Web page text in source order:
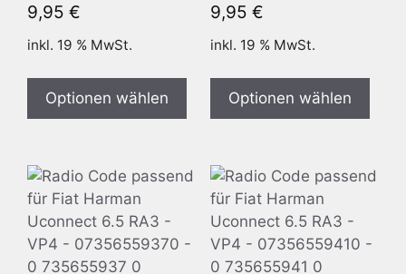
9,95 €
inkl. 19 % MwSt.
Optionen wählen
9,95 €
inkl. 19 % MwSt.
Optionen wählen